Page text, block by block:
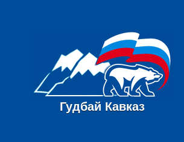
Гудбай Кавказ